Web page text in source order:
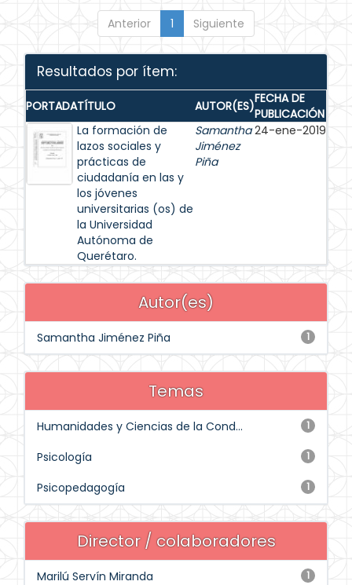
Anterior 1 Siguiente
Resultados por ítem:
PORTADATÍTULO AUTOR(ES)FECHA DE
PUBLICACIÓN
La formación de
lazos sociales y
prácticas de
ciudadanía en las y
los jóvenes
universitarias (os) de
la Universidad
Autónoma de
Querétaro.
Samantha
Jiménez
Piña
24-ene-2019
Autor(es)
1
Samantha Jiménez Piña
Temas
1
Humanidades y Ciencias de la Cond...
1
Psicología
1
Psicopedagogía
Director / colaboradores
1
Marilú Servín Miranda